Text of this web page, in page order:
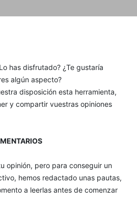
has disfrutado? ¿Te gustaría
algún aspecto?
disposición esta herramienta,
y compartir vuestras opiniones
opinión, pero para conseguir un
hemos redactado unas pautas,
a leerlas antes de comenzar